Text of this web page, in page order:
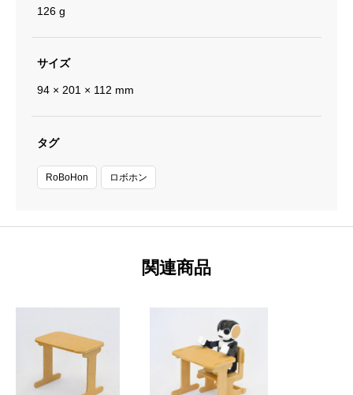
126 g
サイズ
94 × 201 × 112 mm
タグ
RoBoHon ロボホン
関連商品